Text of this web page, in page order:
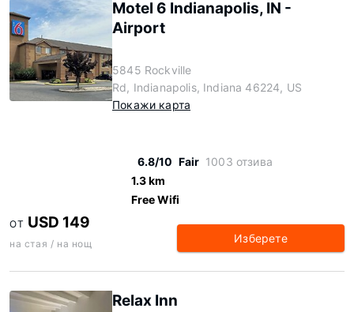
Motel 6 Indianapolis, IN -
Airport
5845 Rockville
Rd, Indianapolis, Indiana 46224, US
Покажи карта
6.8/10 Fair 1003 отзива
1.3 km
Free Wifi
ОТ USD 149
на стая / на нощ Изберете
Relax Inn